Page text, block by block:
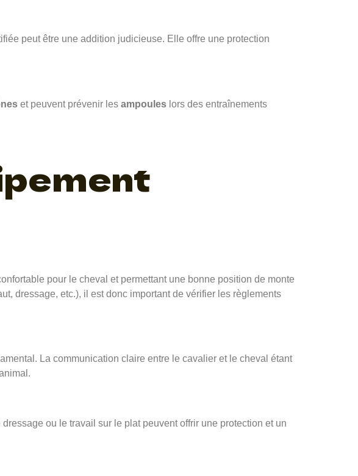
peut être une addition judicieuse. Elle offre une protection
et peuvent prévenir les ampoules lors des entraînements
pour le cheval et permettant une bonne position de monte
dressage, etc.), il est donc important de vérifier les règlements
La communication claire entre le cavalier et le cheval étant
ou le travail sur le plat peuvent offrir une protection et un